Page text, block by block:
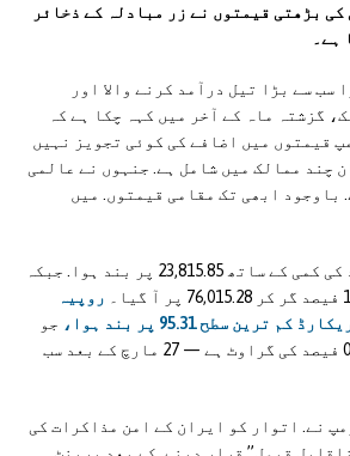
بڑھتی قیمتوں نے زر مبادلہ کے ذخائر
ہے۔
سب سے بڑا تیل درآمد کرنے والا اور
گزشتہ ماہ کے آخر میں کہہ چکا ہے کہ
قیمتوں میں اضافے کی کوئی تجویز نہیں
چند ممالک میں شامل ہے. جنہوں نے عالمی
باوجود ابھی تک مقامی قیمتوں. میں
نفٹی 50 میں 1.49 فیصد کی کمی کے ساتھ 23,815.85 پر بند ہوا. جبکہ
روپیہ
ترین سطح 95.31 پر بند ہوا،
جو
ایک دن میں تقریباً 0.9 فیصد کی گراوٹ ہے — 27 مارچ کے بعد سب
نے. اتوار کو ایران کے امن مذاکرات کی